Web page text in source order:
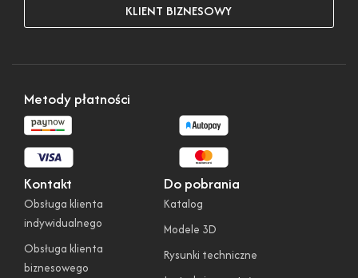
KLIENT BIZNESOWY
Kontakt
Obsługa klienta
indywidualnego
Obsługa klienta
biznesowego
Do pobrania
Katalog
Modele 3D
Rysunki techniczne
Metody płatności